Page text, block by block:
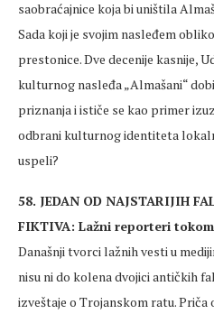
saobraćajnice koja bi uništila
Sada koji je svojim nasleđem
prestonice. Dve decenije kasnije,
kulturnog nasleđa „Almašani“
priznanja i ističe se kao primer
odbrani kulturnog identiteta
uspeli?
58. JEDAN OD NAJSTARIJIH
FIKTIVA: Lažni reporteri
Današnji tvorci lažnih vesti u
nisu ni do kolena dvojici antičkih
izveštaje o Trojanskom ratu.